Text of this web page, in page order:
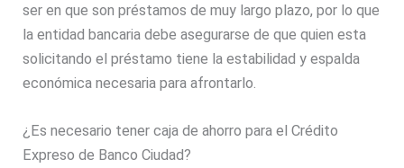
ser en que son préstamos de muy largo plazo, por lo que
la entidad bancaria debe asegurarse de que quien esta
solicitando el préstamo tiene la estabilidad y espalda
económica necesaria para afrontarlo.
¿Es necesario tener caja de ahorro para el Crédito
Expreso de Banco Ciudad?